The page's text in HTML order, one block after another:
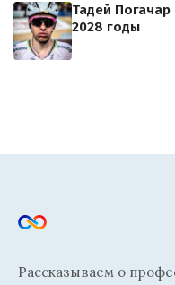
Тадей Погачар
2028 годы
Рассказываем о